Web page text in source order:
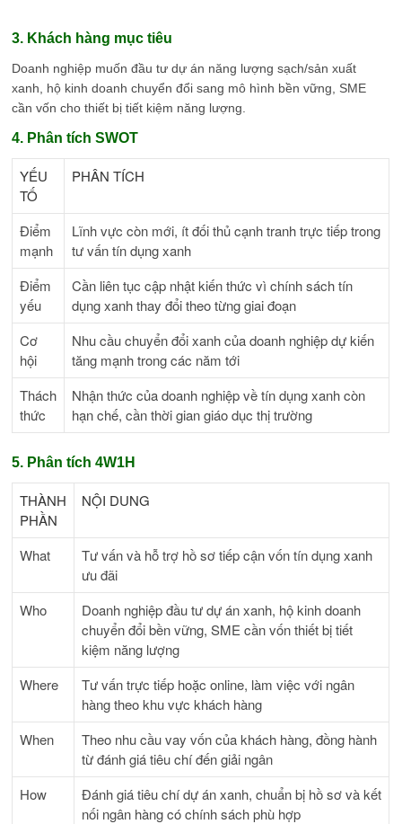
3. Khách hàng mục tiêu
Doanh nghiệp muốn đầu tư dự án năng lượng sạch/sản xuất
xanh, hộ kinh doanh chuyển đổi sang mô hình bền vững, SME
cần vốn cho thiết bị tiết kiệm năng lượng.
4. Phân tích SWOT
YẾU
TỐ
PHÂN TÍCH
Điểm
mạnh
Lĩnh vực còn mới, ít đối thủ cạnh tranh trực tiếp trong
tư vấn tín dụng xanh
Điểm
yếu
Cần liên tục cập nhật kiến thức vì chính sách tín
dụng xanh thay đổi theo từng giai đoạn
Cơ
hội
Nhu cầu chuyển đổi xanh của doanh nghiệp dự kiến
tăng mạnh trong các năm tới
Thách
thức
Nhận thức của doanh nghiệp về tín dụng xanh còn
hạn chế, cần thời gian giáo dục thị trường
5. Phân tích 4W1H
THÀNH
PHẦN
NỘI DUNG
What
Tư vấn và hỗ trợ hồ sơ tiếp cận vốn tín dụng xanh
ưu đãi
Who
Doanh nghiệp đầu tư dự án xanh, hộ kinh doanh
chuyển đổi bền vững, SME cần vốn thiết bị tiết
kiệm năng lượng
Where
Tư vấn trực tiếp hoặc online, làm việc với ngân
hàng theo khu vực khách hàng
When
Theo nhu cầu vay vốn của khách hàng, đồng hành
từ đánh giá tiêu chí đến giải ngân
How
Đánh giá tiêu chí dự án xanh, chuẩn bị hồ sơ và kết
nối ngân hàng có chính sách phù hợp